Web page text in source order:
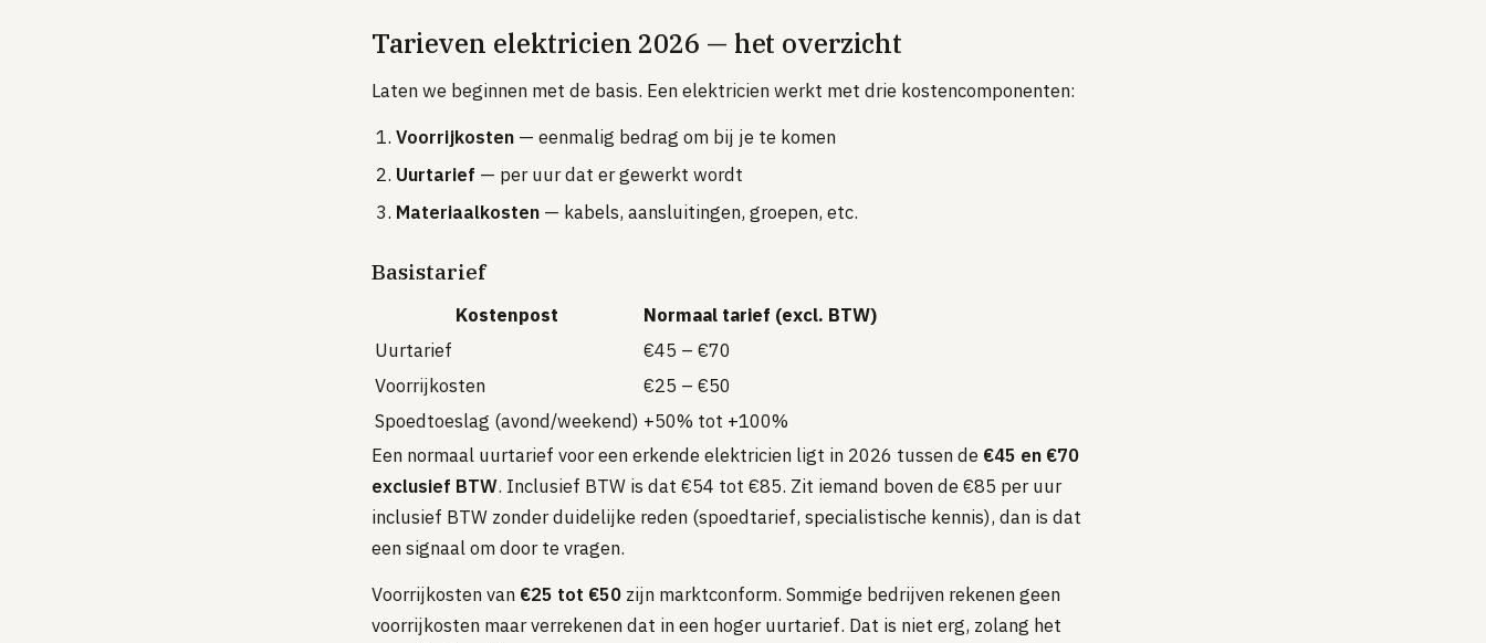
Tarieven elektricien 2026 — het overzicht
Laten we beginnen met de basis. Een elektricien werkt met drie kostencomponenten:
Voorrijkosten — eenmalig bedrag om bij je te komen
Uurtarief — per uur dat er gewerkt wordt
Materiaalkosten — kabels, aansluitingen, groepen, etc.
Basistarief
Kostenpost
Normaal tarief (excl. BTW)
Uurtarief
€45 – €70
Voorrijkosten
€25 – €50
Spoedtoeslag (avond/weekend) +50% tot +100%
Een normaal uurtarief voor een erkende elektricien ligt in 2026 tussen de €45 en €70
exclusief BTW. Inclusief BTW is dat €54 tot €85. Zit iemand boven de €85 per uur
inclusief BTW zonder duidelijke reden (spoedtarief, specialistische kennis), dan is dat
een signaal om door te vragen.
Voorrijkosten van €25 tot €50 zijn marktconform. Sommige bedrijven rekenen geen
voorrijkosten maar verrekenen dat in een hoger uurtarief. Dat is niet erg, zolang het